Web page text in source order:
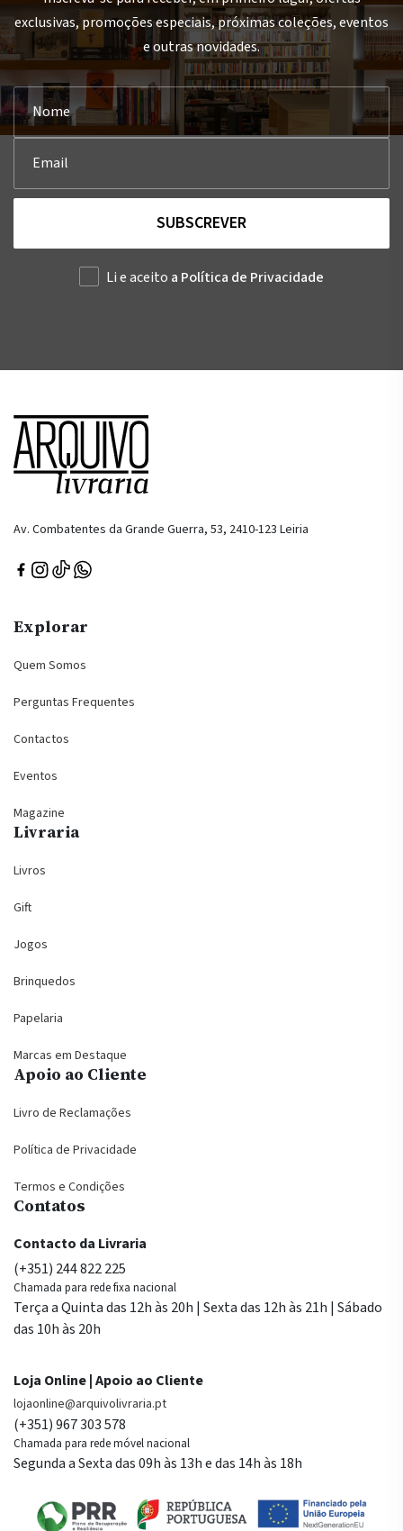
exclusivas, promoções especiais, próximas coleções, eventos
e outras novidades.
SUBSCREVER
Li e aceito a Política de Privacidade
Av. Combatentes da Grande Guerra, 53, 2410-123 Leiria
Explorar
Quem Somos
Perguntas Frequentes
Contactos
Eventos
Magazine
Livraria
Livros
Gift
Jogos
Brinquedos
Papelaria
Marcas em Destaque
Apoio ao Cliente
Livro de Reclamações
Política de Privacidade
Termos e Condições
Contatos
Contacto da Livraria
(+351) 244 822 225
Chamada para rede fixa nacional
Terça a Quinta das 12h às 20h | Sexta das 12h às 21h | Sábado
das 10h às 20h
Loja Online | Apoio ao Cliente
lojaonline@arquivolivraria.pt
(+351) 967 303 578
Chamada para rede móvel nacional
Segunda a Sexta das 09h às 13h e das 14h às 18h